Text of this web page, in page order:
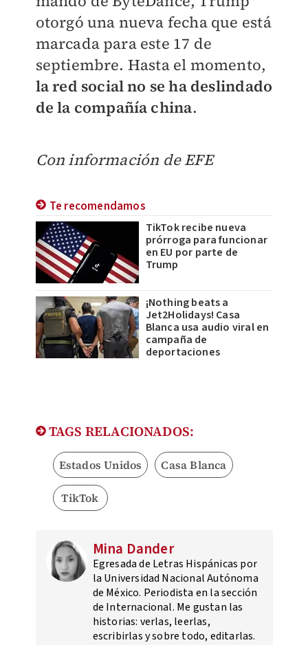
otorgó una nueva fecha que está
marcada para este 17 de
septiembre. Hasta el momento,
la red social no se ha deslindado
de la compañía china.
Con información de EFE
Te recomendamos
TikTok recibe nueva
prórroga para funcionar
en EU por parte de
Trump
¡Nothing beats a
Jet2Holidays! Casa
Blanca usa audio viral en
campaña de
deportaciones
TAGS RELACIONADOS:
Estados Unidos Casa Blanca
TikTok
Mina Dander
Egresada de Letras Hispánicas por
la Universidad Nacional Autónoma
de México. Periodista en la sección
de Internacional. Me gustan las
historias: verlas, leerlas,
escribirlas y sobre todo, editarlas.